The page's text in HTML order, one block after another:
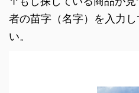
者の苗字（名字）を入力
い。